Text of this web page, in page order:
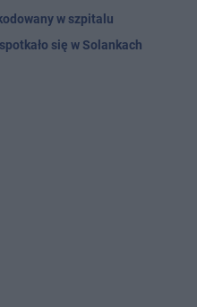
w szpitalu
się w Solankach